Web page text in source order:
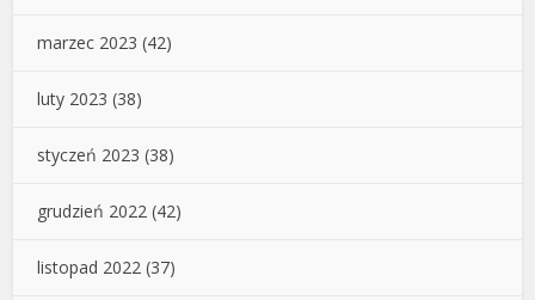
marzec 2023 (42)
luty 2023 (38)
styczeń 2023 (38)
grudzień 2022 (42)
listopad 2022 (37)